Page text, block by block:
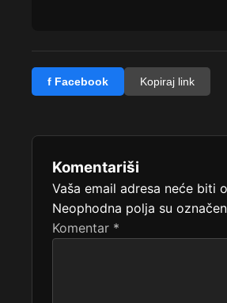
f Facebook Kopiraj link
Komentariši
Vaša email adresa neće biti
Neophodna polja su
Komentar *